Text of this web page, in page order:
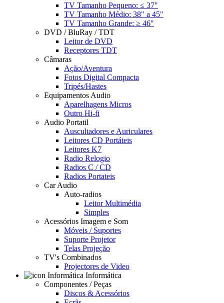
TV Tamanho Pequeno: ≤ 37"
TV Tamanho Médio: 38" a 45"
TV Tamanho Grande: ≥ 46"
DVD / BluRay / TDT
Leitor de DVD
Receptores TDT
Câmaras
Ação/Aventura
Fotos Digital Compacta
Tripés/Hastes
Equipamentos Audio
Aparelhagens Micros
Outro Hi-fi
Audio Portatil
Auscultadores e Auriculares
Leitores CD Portáteis
Leitores K7
Radio Relogio
Radios C / CD
Radios Portateis
Car Audio
Auto-radios
Leitor Multimédia
Simples
Acessórios Imagem e Som
Móveis / Suportes
Suporte Projetor
Telas Projeção
TV's Combinados
Projectores de Video
Informática
Componentes / Peças
Discos & Acessórios